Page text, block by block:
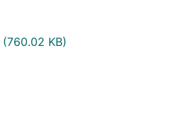
(760.02 KB)